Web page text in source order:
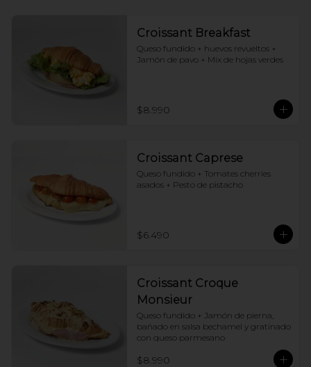
Croissant Breakfast
Queso fundido + huevos revueltos +
Jamón de pavo + Mix de hojas verdes
$8.990
Croissant Caprese
Queso fundido + Tomates cherries
asados + Pesto de pistacho
$6.490
Croissant Croque
Monsieur
Queso fundido + Jamón de pierna,
bañado en salsa bechamel y gratinado
con queso parmesano
$8.990